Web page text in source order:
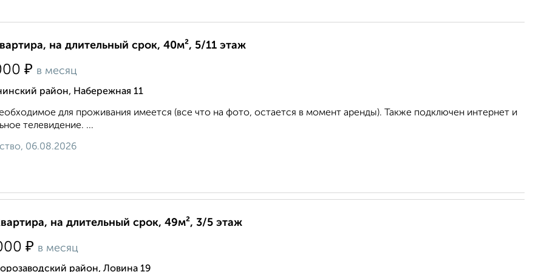
на длительный срок, 40м², 5/11 этаж
₽ в месяц
район, Набережная 11
для проживания имеется (все что на фото, остается в момент аренды). Также подключен интернет и
телевидение. ...
06.08.2026
на длительный срок, 49м², 3/5 этаж
₽ в месяц
район, Ловина 19